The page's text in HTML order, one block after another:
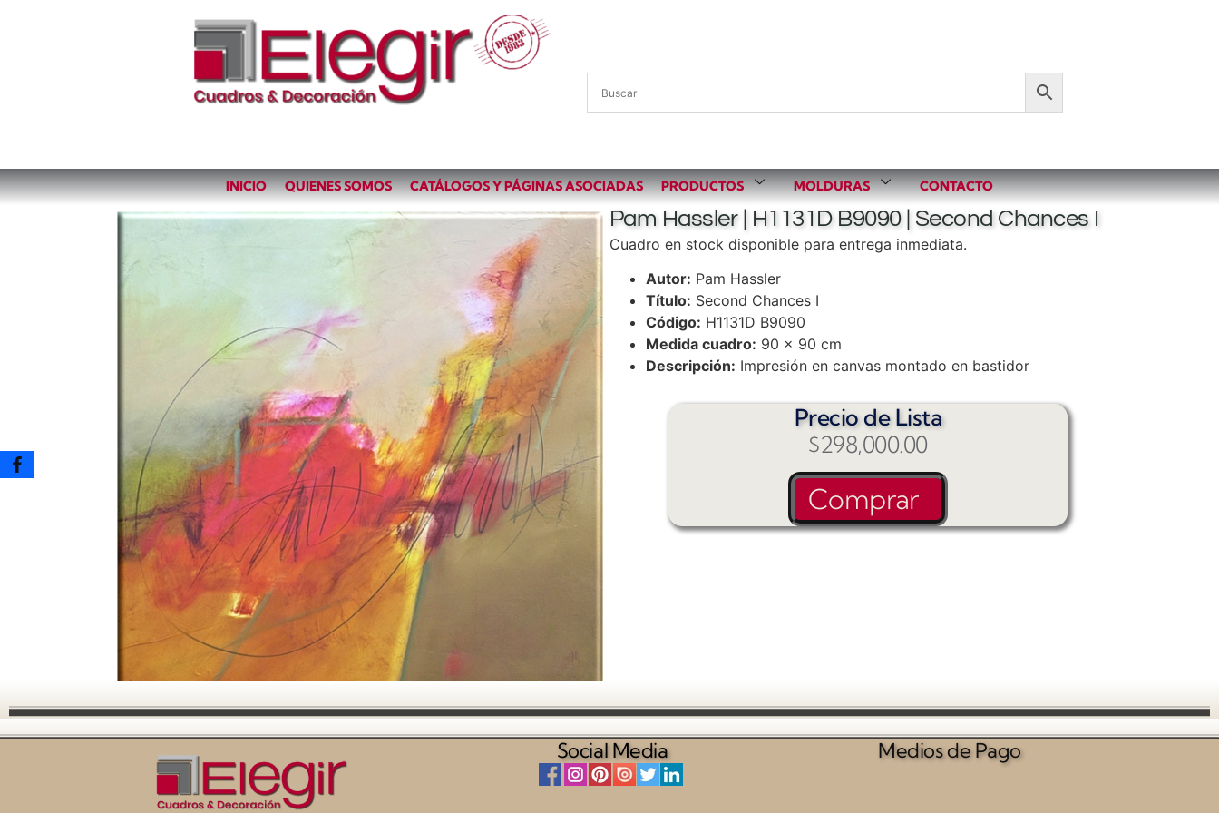
INICIO QUIENES SOMOS CATÁLOGOS Y PÁGINAS ASOCIADAS PRODUCTOS MOLDURAS CONTACTO
Pam Hassler | H1131D B9090 | Second Chances I
Cuadro en stock disponible para entrega inmediata.
Autor: Pam Hassler
Título: Second Chances I
Código: H1131D B9090
Medida cuadro: 90 x 90 cm
Descripción: Impresión en canvas montado en bastidor
Precio de Lista
$298,000.00
Comprar
Social Media Medios de Pago